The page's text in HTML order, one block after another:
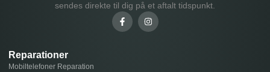
sendes direkte til dig på et aftalt tidspunkt.
Reparationer
Mobiltelefoner Reparation